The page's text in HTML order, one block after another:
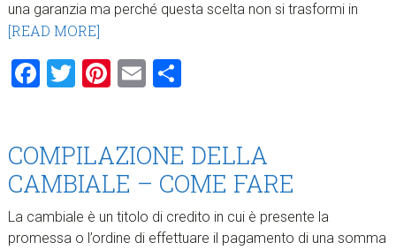
una garanzia ma perché questa scelta non si trasformi in
[READ MORE]
Facebook
Twitter
Pinterest
EmailCondividi
COMPILAZIONE DELLA
CAMBIALE – COME FARE
La cambiale è un titolo di credito in cui è presente la
promessa o l’ordine di effettuare il pagamento di una somma